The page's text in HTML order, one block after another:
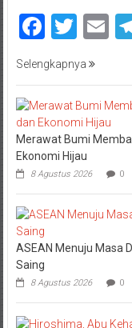
Selengkapnya
Merawat Bumi
Ekonomi Hijau
8 Agustus 2026 0
ASEAN Menuju Masa
Saing
8 Agustus 2026 0